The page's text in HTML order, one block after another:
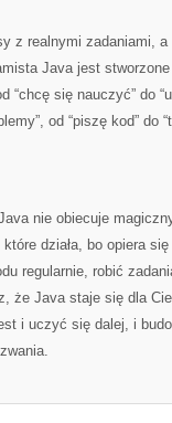
z realnymi zadaniami, a
Java jest stworzone
się nauczyć” do
od “piszę kod” do
nie obiecuje
działa, bo opiera
regularnie, robić
że Java staje się dla
i uczyć się dalej, i